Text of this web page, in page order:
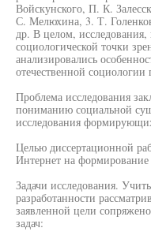
Войскунского, П. К.
С. Мелюхина, 3. Т.
др. В целом,
социологической точки
анализировались
отечественной социологии
Проблема исследования
пониманию социальной
исследования
Целью диссертационной
Интернет на
Задачи исследования.
разработанности
заявленной цели
задач: